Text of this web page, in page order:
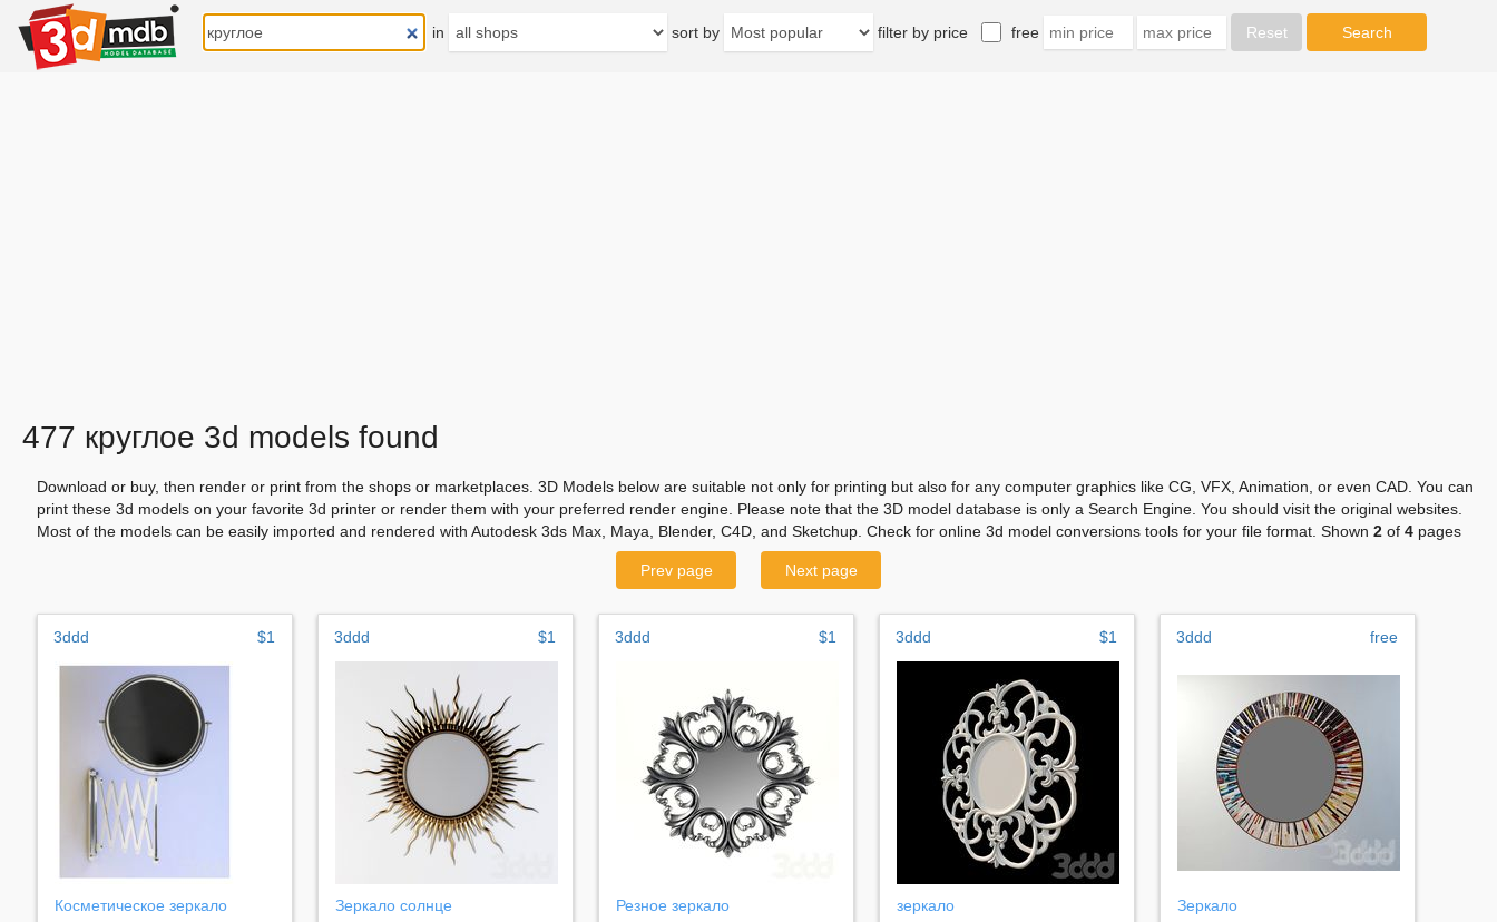
in sort by filter by price free
477 круглое 3d models found
Download or buy, then render or print from the shops or marketplaces. 3D Models below are suitable not only for printing but also for any computer graphics like CG, VFX, Animation, or even CAD. You can
print these 3d models on your favorite 3d printer or render them with your preferred render engine. Please note that the 3D model database is only a Search Engine. You should visit the original websites.
Most of the models can be easily imported and rendered with Autodesk 3ds Max, Maya, Blender, C4D, and Sketchup. Check for online 3d model conversions tools for your file format. Shown 2 of 4 pages
Prev page Next page
3ddd $1
Косметическое зеркало
3ddd $1
Зеркало солнце
3ddd $1
Резное зеркало
3ddd $1
зеркало
3ddd free
Зеркало